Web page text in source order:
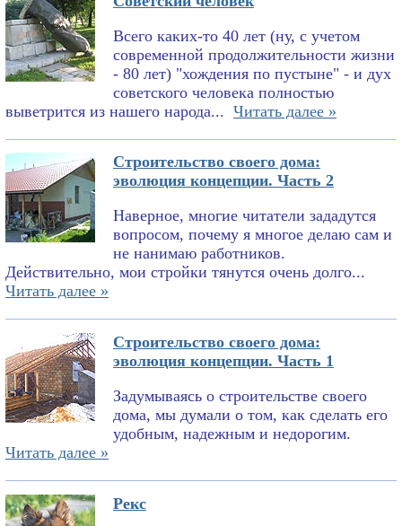
Всего каких-то 40 лет (ну, с учетом
современной продолжительности жизни
- 80 лет) "хождения по пустыне" - и дух
советского человека полностью
выветрится из нашего народа... Читать далее »
Строительство своего дома:
эволюция концепции. Часть 2
Наверное, многие читатели зададутся
вопросом, почему я многое делаю сам и
не нанимаю работников.
Действительно, мои стройки тянутся очень долго...
Читать далее »
Строительство своего дома:
эволюция концепции. Часть 1
Задумываясь о строительстве своего
дома, мы думали о том, как сделать его
удобным, надежным и недорогим.
Читать далее »
Рекс